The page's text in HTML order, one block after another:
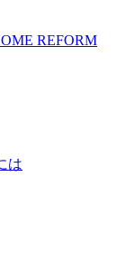
REFORM
は